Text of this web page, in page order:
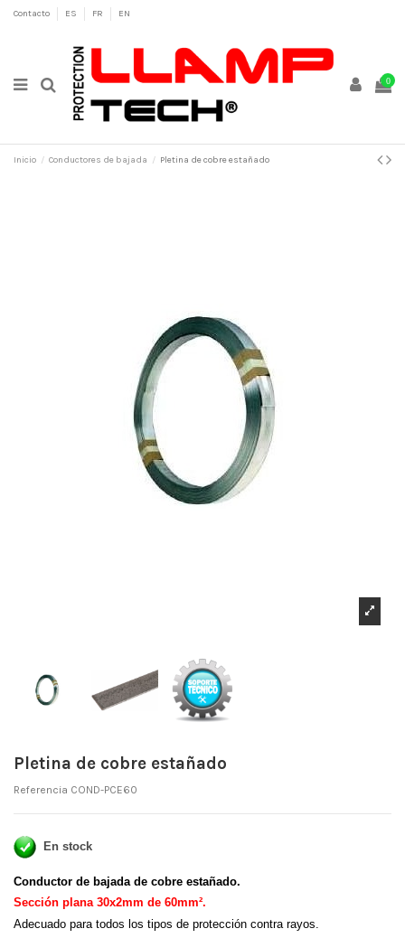
Contacto ES FR EN
0
Inicio Conductores de bajada Pletina de cobre estañado
Pletina de cobre estañado
Referencia COND-PCE60
En stock
Conductor de bajada de cobre estañado.
Sección plana 30x2mm de 60mm².
Adecuado para todos los tipos de protección contra rayos.